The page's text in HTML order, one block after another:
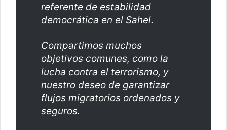
referente de estabilidad
democrática en el Sahel.
Compartimos muchos
objetivos comunes, como la
lucha contra el terrorismo, y
nuestro deseo de garantizar
flujos migratorios ordenados y
seguros.